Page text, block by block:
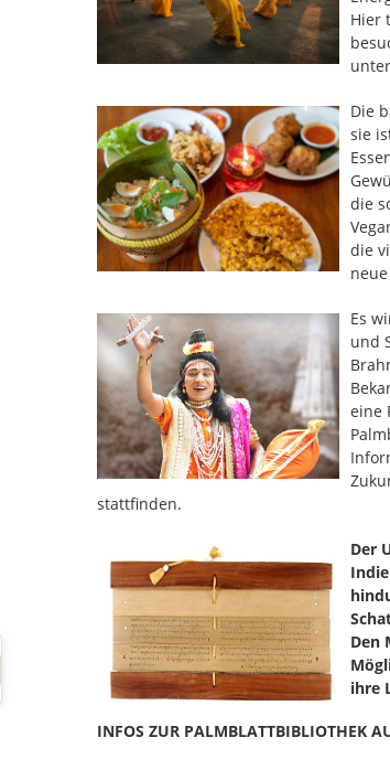
Hier
Die
sie
die
die
Es
und
eine
stattfinden.
Der
Den
ihre
INFOS ZUR PALMBLATTBIBLIOTHEK